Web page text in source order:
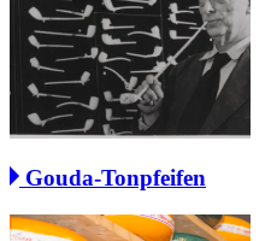
Gouda-Tonpfeifen